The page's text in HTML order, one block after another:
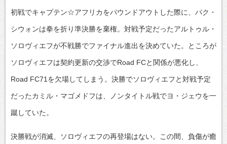
初戦でキャプテン☆アフリカをパウンドアウトした際に、パク・
シウォンは拳を折り準決勝を棄権。対戦予定だったアルトゥル・
ソロヴィエフが不戦勝でファイナル進出を決めていた。ところが
ソロヴィエフは契約更新の交渉でRoad FCと関係が悪化し、
Road FC71を欠場してしまう。決勝でソロヴィエフと対戦予定
だったカミル・マゴメドフは、ノンタイトル戦でヨ・ジェウを一
蹴していた。
決勝戦が消滅、ソロヴィエフの再登場はない。この間、負傷が癒